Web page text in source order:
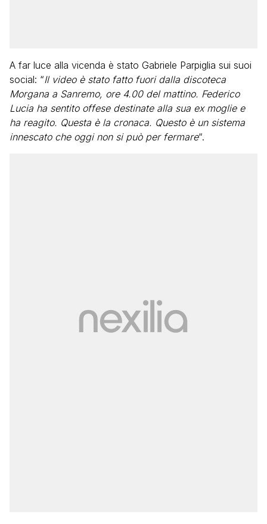
A far luce alla vicenda è stato Gabriele Parpiglia sui suoi
social: “Il video è stato fatto fuori dalla discoteca
Morgana a Sanremo, ore 4.00 del mattino. Federico
Lucia ha sentito offese destinate alla sua ex moglie e
ha reagito. Questa è la cronaca. Questo è un sistema
innescato che oggi non si può per fermare“.